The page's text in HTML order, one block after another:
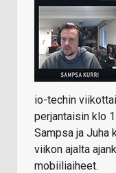
io-techin
perjantaisin klo
Sampsa ja Juha
viikon ajalta
mobiiliaiheet.